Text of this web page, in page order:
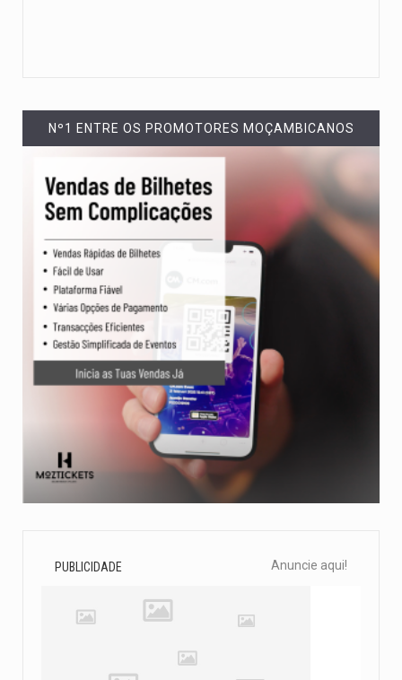
Nº1 ENTRE OS PROMOTORES MOÇAMBICANOS
PUBLICIDADE Anuncie aqui!